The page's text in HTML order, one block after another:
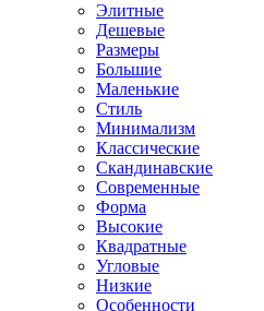
Элитные
Дешевые
Размеры
Большие
Маленькие
Стиль
Минимализм
Классические
Скандинавские
Современные
Форма
Высокие
Квадратные
Угловые
Низкие
Особенности